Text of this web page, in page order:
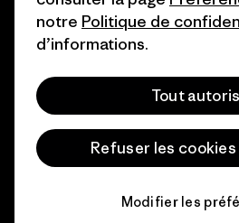
© 2026 Patagonia, Inc. All Rights Reserved.
notre Politique de
d’informations.
Tout
Refuser les
Modifier les